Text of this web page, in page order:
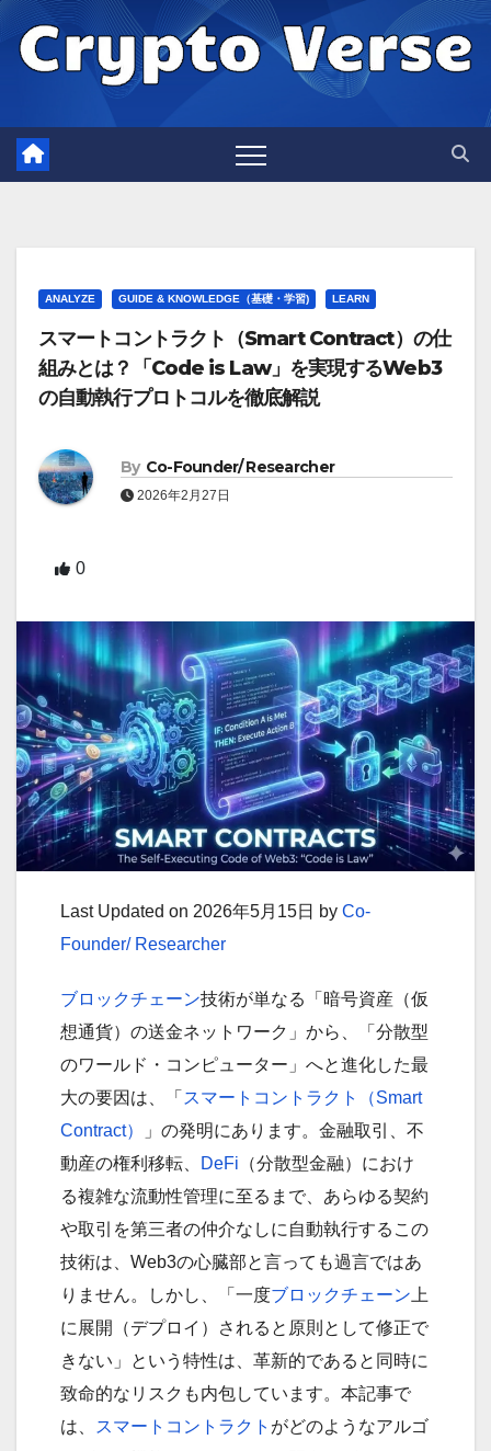
Skip
ANALYZE GUIDE & KNOWLEDGE（基礎・学習) LEARN
スマートコントラクト（Smart Contract）の仕
組みとは？「Code is Law」を実現するWeb3
の自動執行プロトコルを徹底解説
By Co-Founder/ Researcher
2026年2月27日
0
Last Updated on 2026年5月15日 by Co-
Founder/ Researcher
ブロックチェーン技術が単なる「暗号資産（仮
想通貨）の送金ネットワーク」から、「分散型
のワールド・コンピューター」へと進化した最
大の要因は、「 スマートコントラクト（Smart
Contract）
」の発明にあります。金融取引、不
動産の権利移転、
DeFi （分散型金融）におけ
る複雑な流動性管理に至るまで、あらゆる契約
や取引を第三者の仲介なしに自動執行するこの
技術は、Web3の心臓部と言っても過言ではあ
りません。しかし、「一度ブロックチェーン 上
に展開（デプロイ）されると原則として修正で
きない」という特性は、革新的であると同時に
致命的なリスクも内包しています。本記事で
は、
スマートコントラクト がどのようなアルゴ